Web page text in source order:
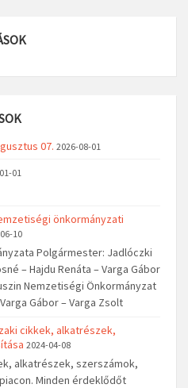
07. 2026-08-01
01
önkormányzati
10
Polgármester: Jadlóczki
– Hajdu Renáta – Varga Gábor
Nemzetiségi Önkormányzat
Varga Gábor – Varga Zsolt
cikkek, alkatrészek,
2024-04-08
alkatrészek, szerszámok,
Minden érdeklődőt